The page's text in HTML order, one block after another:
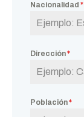
Nacionalidad *
Dirección*
Población*